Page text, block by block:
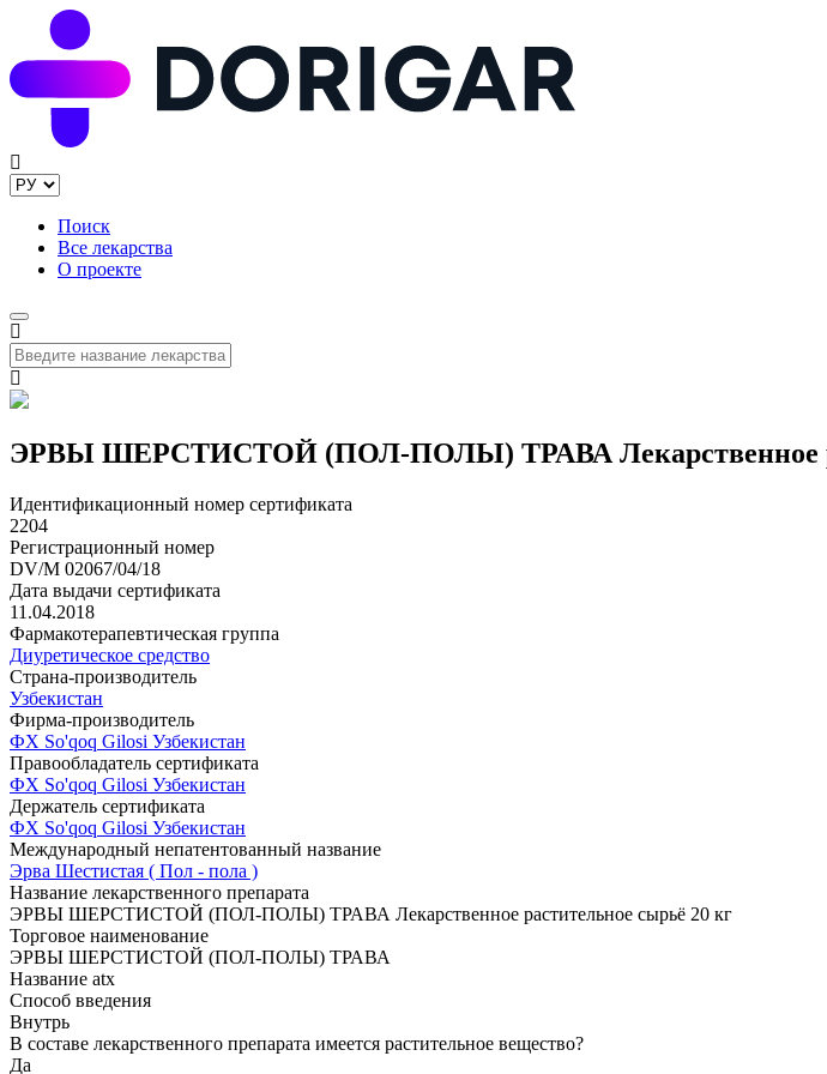
Поиск
Все лекарства
О проекте
ЭРВЫ ШЕРСТИСТОЙ (ПОЛ-ПОЛЫ) ТРАВА Лекарственное
Идентификационный номер сертификата
2204
Регистрационный номер
DV/M 02067/04/18
Дата выдачи сертификата
11.04.2018
Фармакотерапевтическая группа
Диуретическое средство
Страна-производитель
Узбекистан
Фирма-производитель
ФХ So'qoq Gilosi Узбекистан
Правообладатель сертификата
ФХ So'qoq Gilosi Узбекистан
Держатель сертификата
ФХ So'qoq Gilosi Узбекистан
Международный непатентованный название
Эрва Шестистая ( Пол - пола )
Название лекарственного препарата
ЭРВЫ ШЕРСТИСТОЙ (ПОЛ-ПОЛЫ) ТРАВА Лекарственное растительное сырьё 20 кг
Торговое наименование
ЭРВЫ ШЕРСТИСТОЙ (ПОЛ-ПОЛЫ) ТРАВА
Название atx
Способ введения
Внутрь
В составе лекарственного препарата имеется растительное вещество?
Да